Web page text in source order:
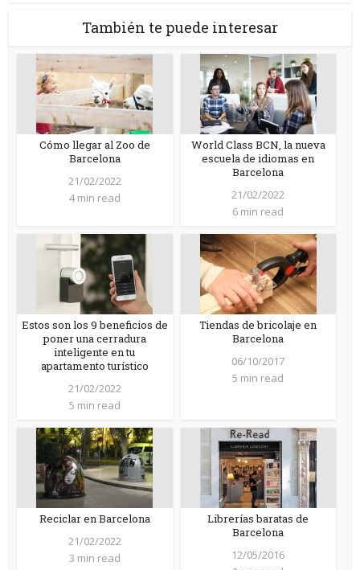
También te puede interesar
Cómo llegar al Zoo de
Barcelona
21/02/2022
4 min read
World Class BCN, la nueva
escuela de idiomas en
Barcelona
21/02/2022
6 min read
Estos son los 9 beneficios de
poner una cerradura
inteligente en tu
apartamento turístico
21/02/2022
5 min read
Tiendas de bricolaje en
Barcelona
06/10/2017
5 min read
Reciclar en Barcelona
21/02/2022
3 min read
Librerías baratas de
Barcelona
12/05/2016